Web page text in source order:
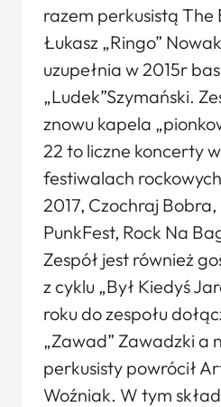
razem perkusistą The
Łukasz „Ringo”
uzupełnia w 2015r
„Ludek”Szymański.
znowu kapela
22 to liczne koncerty
festiwalach
2017, Czochraj
PunkFest, Rock Na
Zespół jest również
z cyklu „Był Kiedyś
roku do zespołu
„Zawad” Zawadzki a
perkusisty powrócił
Woźniak. W tym